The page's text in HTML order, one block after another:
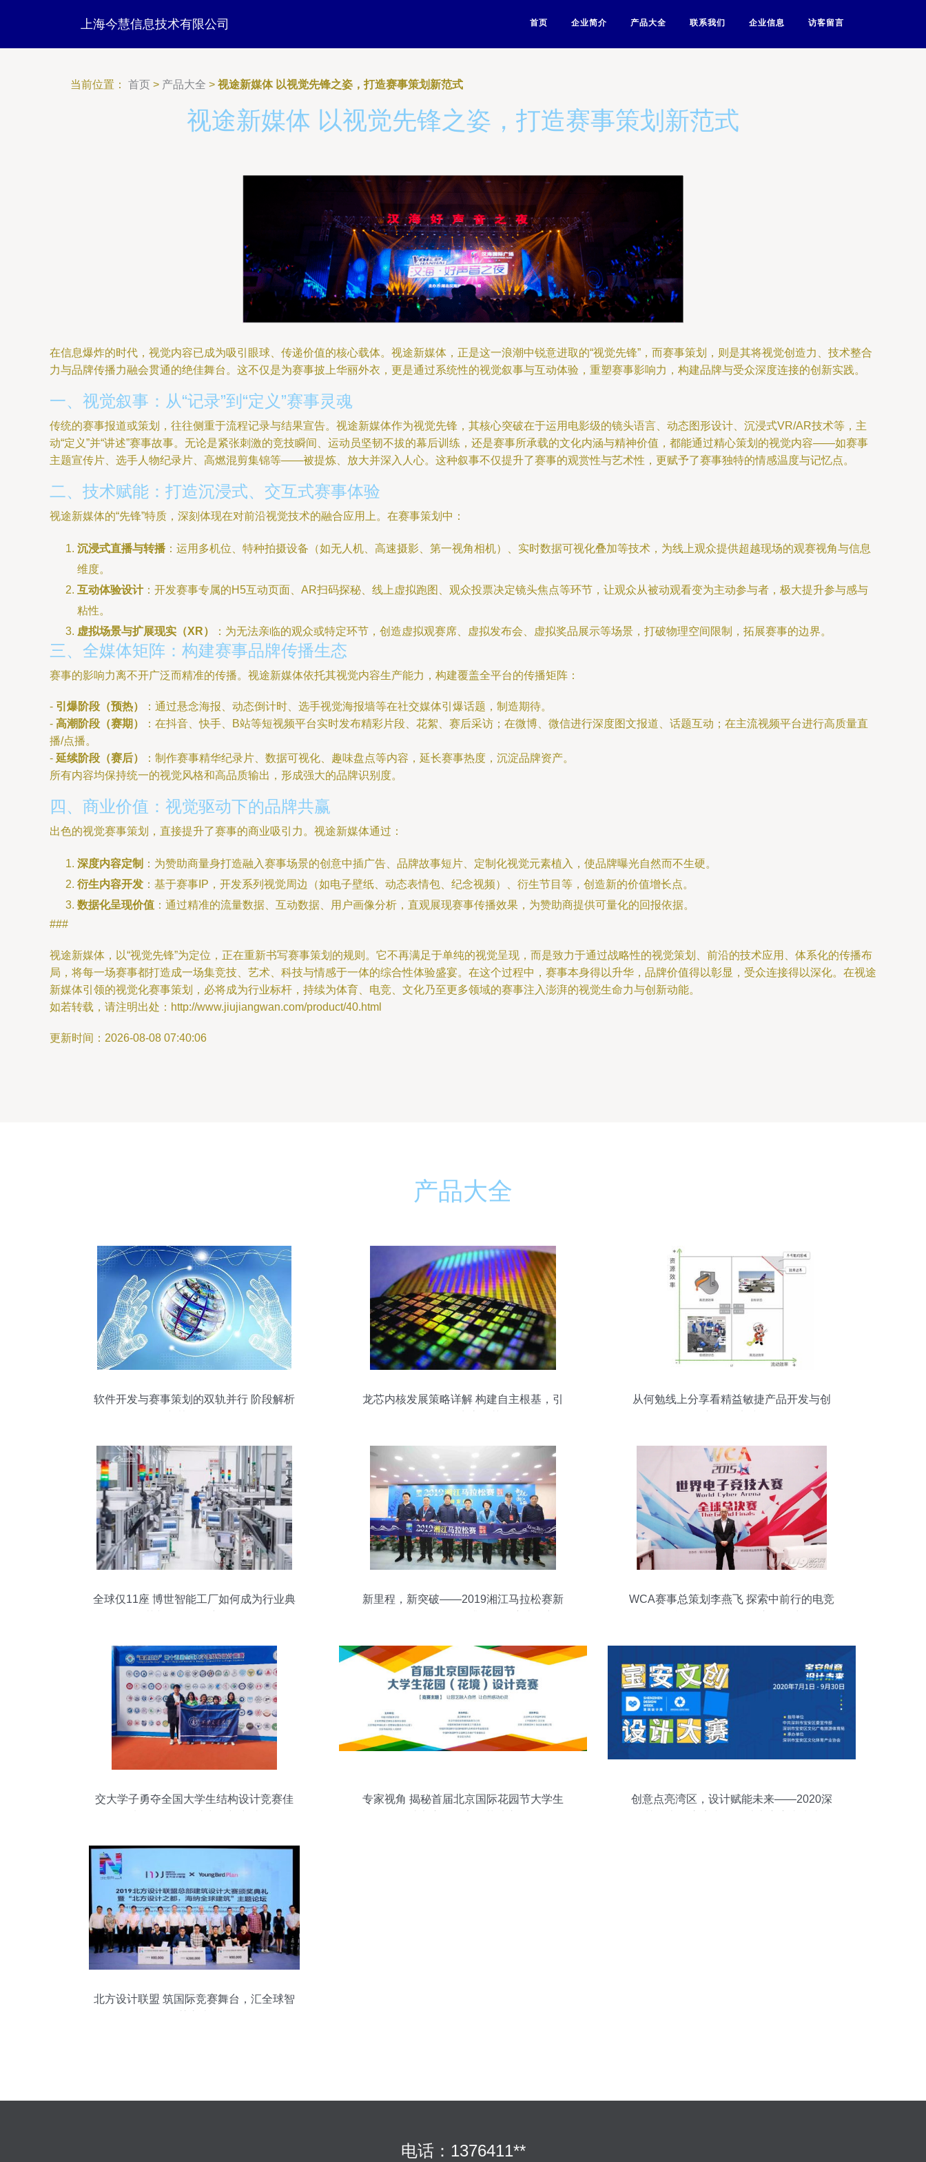
上海今慧信息技术有限公司 首页 企业简介 产品大全 联系我们 企业信息 访客留言
当前位置： 首页 > 产品大全 > 视途新媒体 以视觉先锋之姿，打造赛事策划新范式
视途新媒体 以视觉先锋之姿，打造赛事策划新范式
在信息爆炸的时代，视觉内容已成为吸引眼球、传递价值的核心载体。视途新媒体，正是这一浪潮中锐意进取的“视觉先锋”，而赛事策划，则是其将视觉创造力、技术整合
力与品牌传播力融会贯通的绝佳舞台。这不仅是为赛事披上华丽外衣，更是通过系统性的视觉叙事与互动体验，重塑赛事影响力，构建品牌与受众深度连接的创新实践。
一、视觉叙事：从“记录”到“定义”赛事灵魂
传统的赛事报道或策划，往往侧重于流程记录与结果宣告。视途新媒体作为视觉先锋，其核心突破在于运用电影级的镜头语言、动态图形设计、沉浸式VR/AR技术等，主
动“定义”并“讲述”赛事故事。无论是紧张刺激的竞技瞬间、运动员坚韧不拔的幕后训练，还是赛事所承载的文化内涵与精神价值，都能通过精心策划的视觉内容——如赛事
主题宣传片、选手人物纪录片、高燃混剪集锦等——被提炼、放大并深入人心。这种叙事不仅提升了赛事的观赏性与艺术性，更赋予了赛事独特的情感温度与记忆点。
二、技术赋能：打造沉浸式、交互式赛事体验
视途新媒体的“先锋”特质，深刻体现在对前沿视觉技术的融合应用上。在赛事策划中：
沉浸式直播与转播 ：运用多机位、特种拍摄设备（如无人机、高速摄影、第一视角相机）、实时数据可视化叠加等技术，为线上观众提供超越现场的观赛视角与信息
维度。
互动体验设计：开发赛事专属的H5互动页面、AR扫码探秘、线上虚拟跑图、观众投票决定镜头焦点等环节，让观众从被动观看变为主动参与者，极大提升参与感与
粘性。
虚拟场景与扩展现实（XR）
：为无法亲临的观众或特定环节，创造虚拟观赛席、虚拟发布会、虚拟奖品展示等场景，打破物理空间限制，拓展赛事的边界。
三、全媒体矩阵：构建赛事品牌传播生态
赛事的影响力离不开广泛而精准的传播。视途新媒体依托其视觉内容生产能力，构建覆盖全平台的传播矩阵：
- 引爆阶段（预热）
：通过悬念海报、动态倒计时、选手视觉海报墙等在社交媒体引爆话题，制造期待。
- 高潮阶段（赛期）
：在抖音、快手、B站等短视频平台实时发布精彩片段、花絮、赛后采访；在微博、微信进行深度图文报道、话题互动；在主流视频平台进行高质量直
播/点播。
- 延续阶段（赛后）
：制作赛事精华纪录片、数据可视化、趣味盘点等内容，延长赛事热度，沉淀品牌资产。
所有内容均保持统一的视觉风格和高品质输出，形成强大的品牌识别度。
四、商业价值：视觉驱动下的品牌共赢
出色的视觉赛事策划，直接提升了赛事的商业吸引力。视途新媒体通过：
深度内容定制 ：为赞助商量身打造融入赛事场景的创意中插广告、品牌故事短片、定制化视觉元素植入，使品牌曝光自然而不生硬。
衍生内容开发 ：基于赛事IP，开发系列视觉周边（如电子壁纸、动态表情包、纪念视频）、衍生节目等，创造新的价值增长点。
数据化呈现价值 ：通过精准的流量数据、互动数据、用户画像分析，直观展现赛事传播效果，为赞助商提供可量化的回报依据。
###
视途新媒体，以“视觉先锋”为定位，正在重新书写赛事策划的规则。它不再满足于单纯的视觉呈现，而是致力于通过战略性的视觉策划、前沿的技术应用、体系化的传播布
局，将每一场赛事都打造成一场集竞技、艺术、科技与情感于一体的综合性体验盛宴。在这个过程中，赛事本身得以升华，品牌价值得以彰显，受众连接得以深化。在视途
新媒体引领的视觉化赛事策划，必将成为行业标杆，持续为体育、电竞、文化乃至更多领域的赛事注入澎湃的视觉生命力与创新动能。
如若转载，请注明出处：http://www.jiujiangwan.com/product/40.html
更新时间：2026-08-08 07:40:06
产品大全
软件开发与赛事策划的双轨并行 阶段解析
龙芯内核发展策略详解 构建自主根基，引
从何勉线上分享看精益敏捷产品开发与创
全球仅11座 博世智能工厂如何成为行业典
新里程，新突破——2019湘江马拉松赛新
WCA赛事总策划李燕飞 探索中前行的电竞
交大学子勇夺全国大学生结构设计竞赛佳
专家视角 揭秘首届北京国际花园节大学生
创意点亮湾区，设计赋能未来——2020深
北方设计联盟 筑国际竞赛舞台，汇全球智
电话：1376411**